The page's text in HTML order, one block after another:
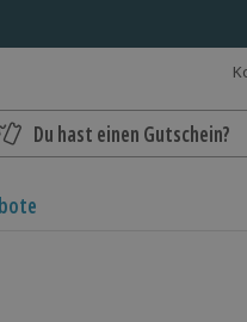
Du hast einen Gutschein?